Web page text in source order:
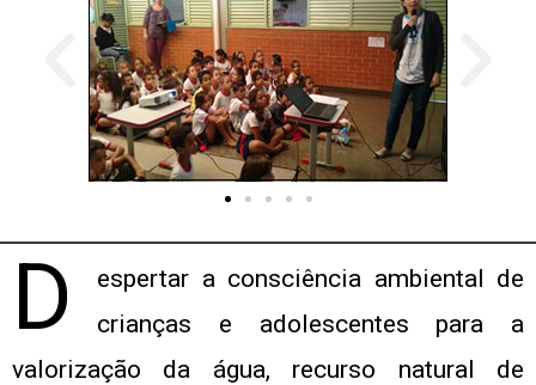
D
espertar a consciência ambiental de
crianças e adolescentes para a
valorização da água, recurso natural de